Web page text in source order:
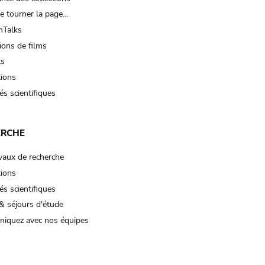
tourner la page…
de films
scientifiques
de recherche
scientifiques
séjours d'étude
avec nos équipes